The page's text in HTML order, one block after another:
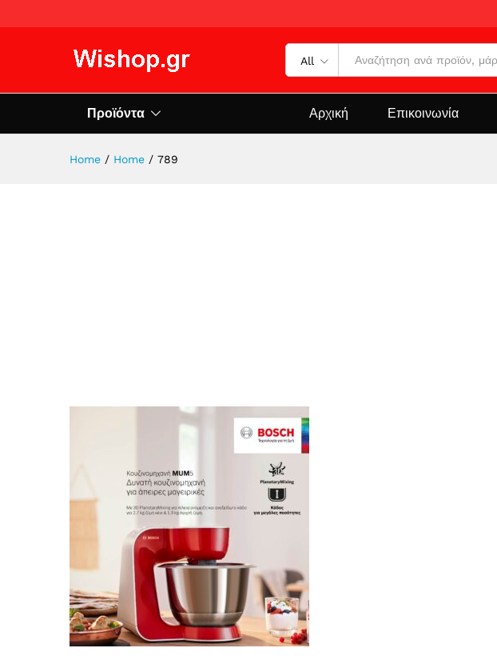
All
Προϊόντα Αρχική Επικοινωνία
Home / Home / 789